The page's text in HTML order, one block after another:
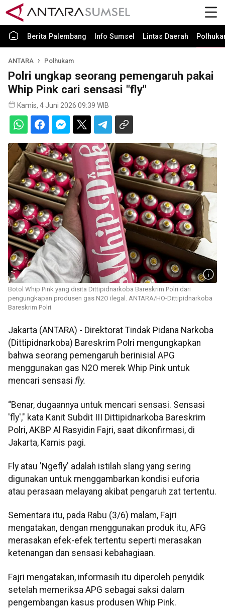
Berita Palembang Info Sumsel Lintas Daerah
ANTARA Polhukam
Polri ungkap seorang pemengaruh pakai
Whip Pink cari sensasi "fly"
Kamis, 4 Juni 2026 09:39 WIB
Botol Whip Pink yang disita Dittipidnarkoba Bareskrim Polri dari
pengungkapan produsen gas N2O ilegal. ANTARA/HO-Dittipidnarkoba
Bareskrim Polri
Jakarta (ANTARA) - Direktorat Tindak Pidana Narkoba
(Dittipidnarkoba) Bareskrim Polri mengungkapkan
bahwa seorang pemengaruh berinisial APG
menggunakan gas N2O merek Whip Pink untuk
mencari sensasi fly.
“Benar, dugaannya untuk mencari sensasi. Sensasi
'fly'," kata Kanit Subdit III Dittipidnarkoba Bareskrim
Polri, AKBP Al Rasyidin Fajri, saat dikonfirmasi, di
Jakarta, Kamis pagi.
Fly atau 'Ngefly' adalah istilah slang yang sering
digunakan untuk menggambarkan kondisi euforia
atau perasaan melayang akibat pengaruh zat tertentu.
Sementara itu, pada Rabu (3/6) malam, Fajri
mengatakan, dengan menggunakan produk itu, AFG
merasakan efek-efek tertentu seperti merasakan
ketenangan dan sensasi kebahagiaan.
Fajri mengatakan, informasih itu diperoleh penyidik
setelah memeriksa APG sebagai saksi dalam
pengembangan kasus produsen Whip Pink.